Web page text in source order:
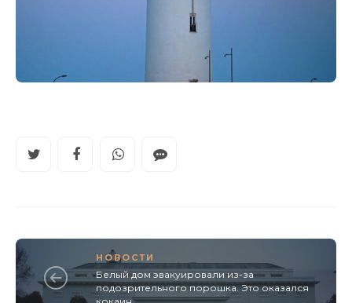
НОВОСТИ
Белый дом эвакуировали из-за
подозрительного порошка. Это оказался